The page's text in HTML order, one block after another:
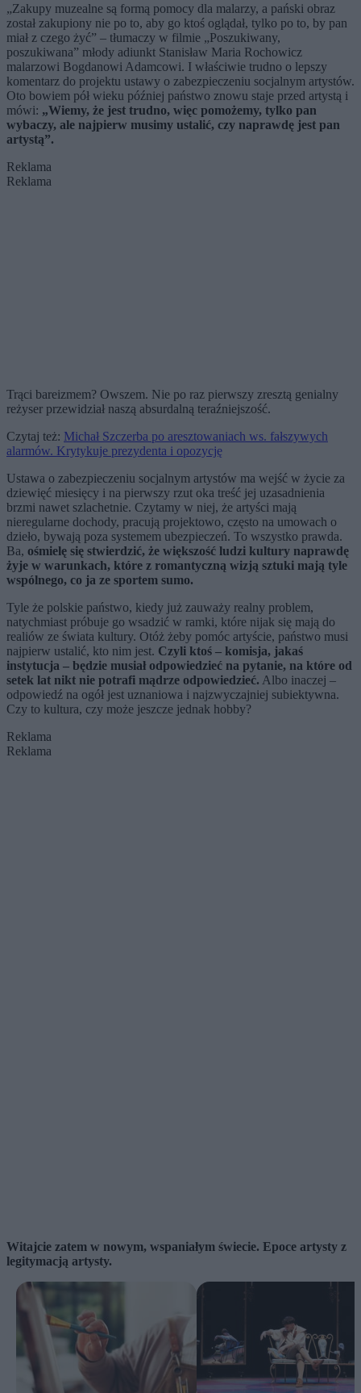
„Zakupy muzealne są formą pomocy dla malarzy, a pański obraz
został zakupiony nie po to, aby go ktoś oglądał, tylko po to, by pan
miał z czego żyć” – tłumaczy w filmie „Poszukiwany,
poszukiwana” młody adiunkt Stanisław Maria Rochowicz
malarzowi Bogdanowi Adamcowi. I właściwie trudno o lepszy
komentarz do projektu ustawy o zabezpieczeniu socjalnym artystów.
Oto bowiem pół wieku później państwo znowu staje przed artystą i
mówi: „Wiemy, że jest trudno, więc pomożemy, tylko pan
wybaczy, ale najpierw musimy ustalić, czy naprawdę jest pan
artystą”.
Reklama
Reklama
Trąci bareizmem? Owszem. Nie po raz pierwszy zresztą genialny
reżyser przewidział naszą absurdalną teraźniejszość.
Czytaj też: Michał Szczerba po aresztowaniach ws. fałszywych
alarmów. Krytykuje prezydenta i opozycję
Ustawa o zabezpieczeniu socjalnym artystów ma wejść w życie za
dziewięć miesięcy i na pierwszy rzut oka treść jej uzasadnienia
brzmi nawet szlachetnie. Czytamy w niej, że artyści mają
nieregularne dochody, pracują projektowo, często na umowach o
dzieło, bywają poza systemem ubezpieczeń. To wszystko prawda.
Ba, ośmielę się stwierdzić, że większość ludzi kultury naprawdę
żyje w warunkach, które z romantyczną wizją sztuki mają tyle
wspólnego, co ja ze sportem sumo.
Tyle że polskie państwo, kiedy już zauważy realny problem,
natychmiast próbuje go wsadzić w ramki, które nijak się mają do
realiów ze świata kultury. Otóż żeby pomóc artyście, państwo musi
najpierw ustalić, kto nim jest. Czyli ktoś – komisja, jakaś
instytucja – będzie musiał odpowiedzieć na pytanie, na które od
setek lat nikt nie potrafi mądrze odpowiedzieć. Albo inaczej –
odpowiedź na ogół jest uznaniowa i najzwyczajniej subiektywna.
Czy to kultura, czy może jeszcze jednak hobby?
Reklama
Reklama
Witajcie zatem w nowym, wspaniałym świecie. Epoce artysty z
legitymacją artysty.